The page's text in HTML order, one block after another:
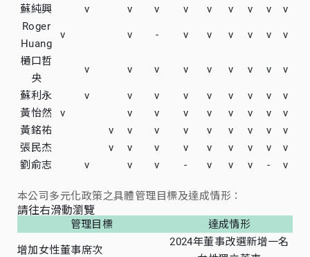
蘇純興
v v v v v v v v
v
Roger
Huang
v v - v v v v v
v
樋口哲
央
v v v v v v v v
v
蘇利永
v v v v v v v v
v
黃怡然 v v v v v v v v
v
黃銘祐
v v v v v v v v
v
張民杰
v v v v v v v v
v
劉俞志
v v v - v v v - v
本公司多元化政策之具體管理目標及達成情形：
請往右滑動瀏覽
管理目標
達成情形
增加女性董事席次
2024年董事改選新增一名